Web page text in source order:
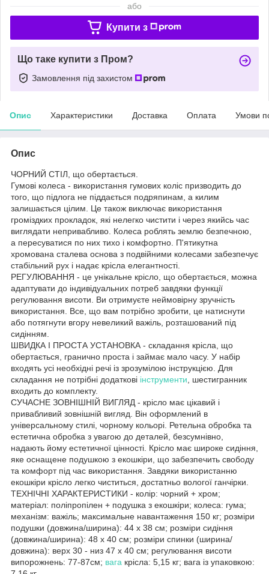
або
Купити з
Що таке купити з Пром?
Замовлення під захистом
Опис Характеристики Доставка Оплата Умови
Опис
ЧОРНИЙ СТІЛ, що обертається.
Гумові колеса - використання гумових коліс призводить до
того, що підлога не піддається подряпинам, а килим
залишається цілим. Це також виключає використання
громіздких прокладок, які нелегко чистити і через якийсь час
виглядати непривабливо. Колеса роблять землю безпечною,
а пересуватися по них тихо і комфортно. П'ятикутна
хромована сталева основа з подвійними колесами забезпечує
стабільний рух і надає крісла елегантності.
РЕГУЛЮВАННЯ - це унікальне крісло, що обертається, можна
адаптувати до індивідуальних потреб завдяки функції
регулювання висоти. Ви отримуєте неймовірну зручність
використання. Все, що вам потрібно зробити, це натиснути
або потягнути вгору невеликий важіль, розташований під
сидінням.
ШВИДКА І ПРОСТА УСТАНОВКА - складання крісла, що
обертається, гранично проста і займає мало часу. У набір
входять усі необхідні речі із зрозумілою інструкцією. Для
складання не потрібні додаткові інструменти , шестигранник
входить до комплекту.
СУЧАСНЕ ЗОВНІШНІЙ ВИГЛЯД - крісло має цікавий і
привабливий зовнішній вигляд. Він оформлений в
універсальному стилі, чорному кольорі. Ретельна обробка та
естетична обробка з увагою до деталей, безсумнівно,
надають йому естетичної цінності. Крісло має широке сидіння,
яке оснащене подушкою з екошкіри, що забезпечить свободу
та комфорт під час використання. Завдяки використанню
екошкіри крісло легко чиститься, достатньо вологої ганчірки.
ТЕХНІЧНІ ХАРАКТЕРИСТИКИ - колір: чорний + хром;
матеріал: поліпропілен + подушка з екошкіри; колеса: гума;
механізм: важіль; максимальне навантаження 150 кг; розміри
подушки (довжина/ширина): 44 х 38 см; розміри сидіння
(довжина/ширина): 48 х 40 см; розміри спинки (ширина/
довжина): верх 30 - низ 47 х 40 см; регулювання висоти
випорожнень: 77-87см; вага крісла: 5,15 кг; вага із упаковкою: